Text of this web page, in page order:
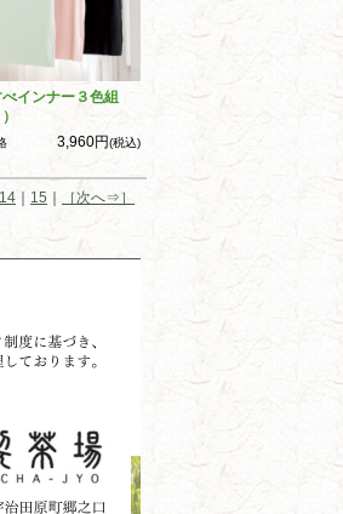
インナー３色組
3,960円(税込)
14 15 ［次へ⇒］